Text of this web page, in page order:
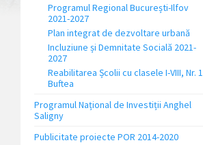
Programul Regional București-Ilfov
2021-2027
Plan integrat de dezvoltare urbană
Incluziune și Demnitate Socială 2021-
2027
Reabilitarea Școlii cu clasele I-VIII, Nr. 1
Buftea
Programul Național de Investiții Anghel
Saligny
Publicitate proiecte POR 2014-2020